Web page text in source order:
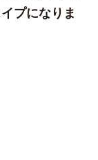
プになりま